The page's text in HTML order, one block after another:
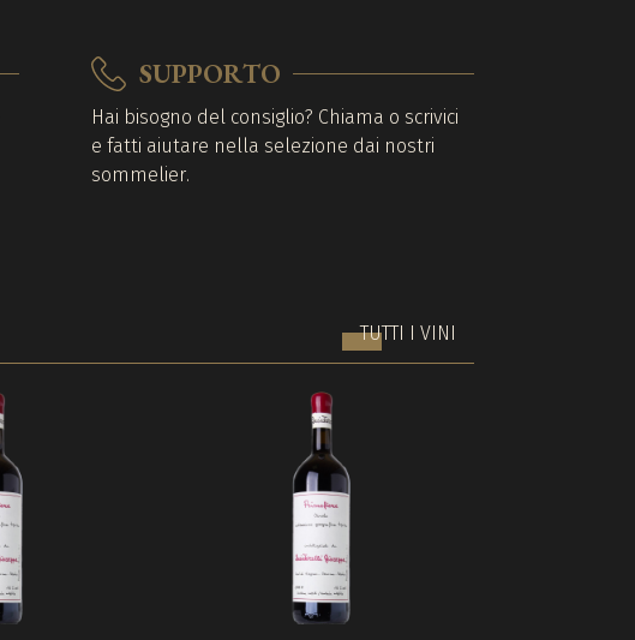
SUPPORTO
Hai bisogno del consiglio? Chiama o scrivici
e fatti aiutare nella selezione dai nostri
sommelier.
TUTTI I VINI